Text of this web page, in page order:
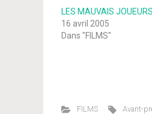
LES MAUVAIS JOUEURS
16 avril 2005
Dans "FILMS"
FILMS Avant-